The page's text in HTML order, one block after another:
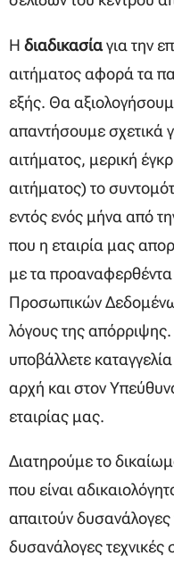
Η διαδικασίαγια την
αιτήματος αφορά τα
εξής. Θα
απαντήσουμε σχετικά
αιτήματος, μερική
αιτήματος) το
εντός ενός μήνα από
που η εταιρία μας
με τα
Προσωπικών
λόγους της
υποβάλλετε
αρχή και στον
εταιρίας μας.
Διατηρούμε το
που είναι
απαιτούν
δυσανάλογες τεχνικές